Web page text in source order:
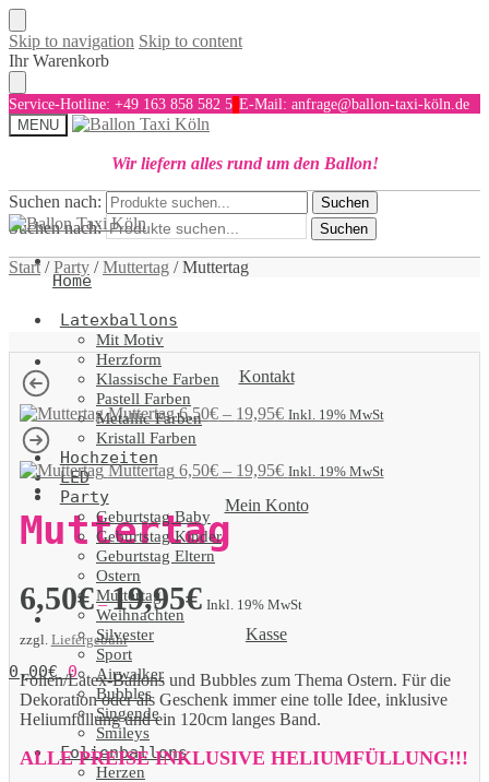
Skip to navigation Skip to content
Ihr Warenkorb
Service-Hotline: +49 163 858 582 5 E-Mail: anfrage@ballon-taxi-köln.de
MENU
Wir liefern alles rund um den Ballon!
Suchen nach: Suchen
Kontakt
Mein Konto
Kasse
0,00€ 0
Suchen nach: Suchen
Home
Latexballons
Mit Motiv
Herzform
Klassische Farben
Pastell Farben
Metallic Farben
Kristall Farben
Hochzeiten
LED
Party
Geburtstag Baby
Geburtstag Kinder
Geburtstag Eltern
Ostern
Muttertag
Weihnachten
Silvester
Sport
Airwalker
Bubbles
Singende
Smileys
Folienballons
Herzen
Start /Party /Muttertag /Muttertag
Muttertag 6,50€– 19,95€ Inkl. 19% MwSt
Muttertag 6,50€– 19,95€ Inkl. 19% MwSt
Muttertag
6,50€–19,95€ Inkl. 19% MwSt
zzgl. Liefergebühr
Folien/Latex-Ballons und Bubbles zum Thema Ostern. Für die
Dekoration oder als Geschenk immer eine tolle Idee, inklusive
Heliumfüllung und ein 120cm langes Band.
ALLE PREISE INKLUSIVE HELIUMFÜLLUNG!!!